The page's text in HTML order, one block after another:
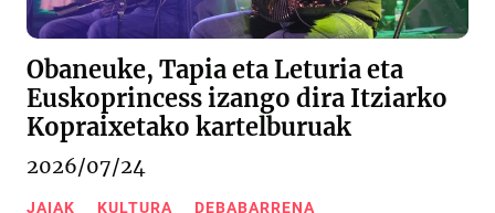
Obaneuke, Tapia eta Leturia eta
Euskoprincess izango dira Itziarko
Kopraixetako kartelburuak
2026/07/24
JAIAK KULTURA DEBABARRENA